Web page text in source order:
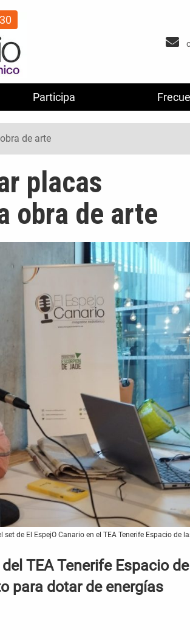
Participa
de arte
placas
obra de arte
set de El EspejO Canario en el TEA Tenerife Espacio de
TEA Tenerife Espacio de
para dotar de energías